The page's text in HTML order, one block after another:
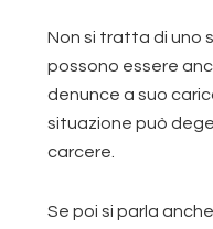
Non si tratta di uno
possono essere
denunce a suo
situazione può
carcere.
Se poi si parla